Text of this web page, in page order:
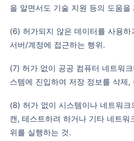
을 알면서도 기술 지원 등의 도움을
(6) 허가되지 않은 데이터를 사용하거나 허가되지 않은
서버/계정에 접근하는 행위.
(7) 허가 없이 공공 컴퓨터 네트워크나 타인의 컴퓨터 시
스템에 진입하여 저장 정보를 삭제,
(8) 허가 없이 시스템이나 네트워크의 취약점을 탐지, 스
캔, 테스트하려 하거나 기타 네트워
위를 실행하는 것.